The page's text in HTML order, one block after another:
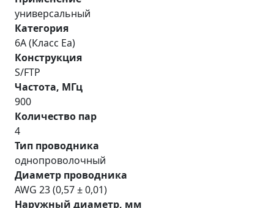
универсальный
Категория
6A (Класс Ea)
Конструкция
S/FTP
Частота, МГц
900
Количество пар
4
Тип проводника
однопроволочный
Диаметр проводника
AWG 23 (0,57 ± 0,01)
Наружный диаметр, мм